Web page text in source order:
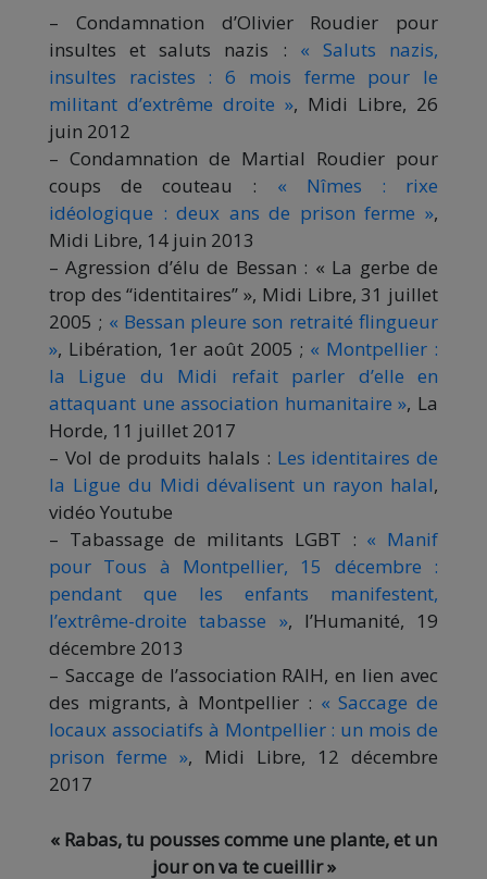
– Condamnation d’Olivier Roudier pour
insultes et saluts nazis : « Saluts nazis,
insultes racistes : 6 mois ferme pour le
militant d’extrême droite », Midi Libre, 26
juin 2012
– Condamnation de Martial Roudier pour
coups de couteau : « Nîmes : rixe
idéologique : deux ans de prison ferme »,
Midi Libre, 14 juin 2013
– Agression d’élu de Bessan : « La gerbe de
trop des ‘‘identitaires’’ », Midi Libre, 31 juillet
2005 ; « Bessan pleure son retraité flingueur
», Libération, 1er août 2005 ; « Montpellier :
la Ligue du Midi refait parler d’elle en
attaquant une association humanitaire », La
Horde, 11 juillet 2017
– Vol de produits halals : Les identitaires de
la Ligue du Midi dévalisent un rayon halal,
vidéo Youtube
– Tabassage de militants LGBT : « Manif
pour Tous à Montpellier, 15 décembre :
pendant que les enfants manifestent,
l’extrême-droite tabasse », l’Humanité, 19
décembre 2013
– Saccage de l’association RAIH, en lien avec
des migrants, à Montpellier : « Saccage de
locaux associatifs à Montpellier : un mois de
prison ferme », Midi Libre, 12 décembre
2017
« Rabas, tu pousses comme une plante, et un
jour on va te cueillir »